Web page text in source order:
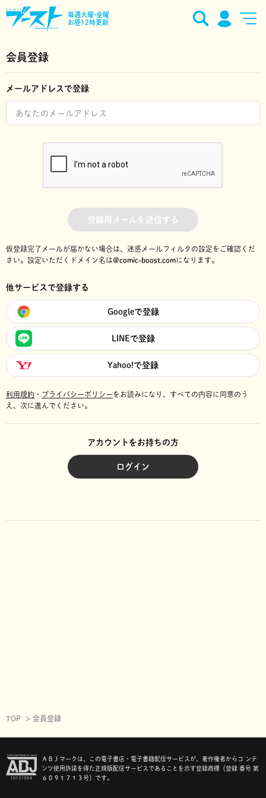
毎週火曜•金曜
お昼12時更新
会員登録
メールアドレスで登録
登録用メールを送信する
仮登録完了メールが届かない場合は、迷惑メールフィルタの設定をご確認くだ
さい。 設定いただくドメイン名は@comic-boost.comになります。
他サービスで登録する
Googleで登録
LINEで登録
Yahoo!で登録
利用規約 ・ プライバシーポリシーをお読みになり、 すべての内容に同意のう
え、次に進んでください。
アカウントをお持ちの方
ログイン
TOP 会員登録
ＡＢＪマークは、この電子書店・電子書籍配信サービスが、著作権者からコ ンテ
ンツ使用許諾を得た正規版配信サービスであることを示す登録商標（登録 番号 第
６０９１７１３号）です。